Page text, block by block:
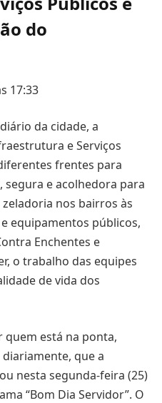
do
17:33
da cidade, a
e Serviços
frentes para
segura e acolhedora para
nos bairros às
equipamentos públicos,
Enchentes e
o trabalho das equipes
de vida dos
quem está na ponta,
que a
nesta segunda-feira (25)
“Bom Dia Servidor”. O